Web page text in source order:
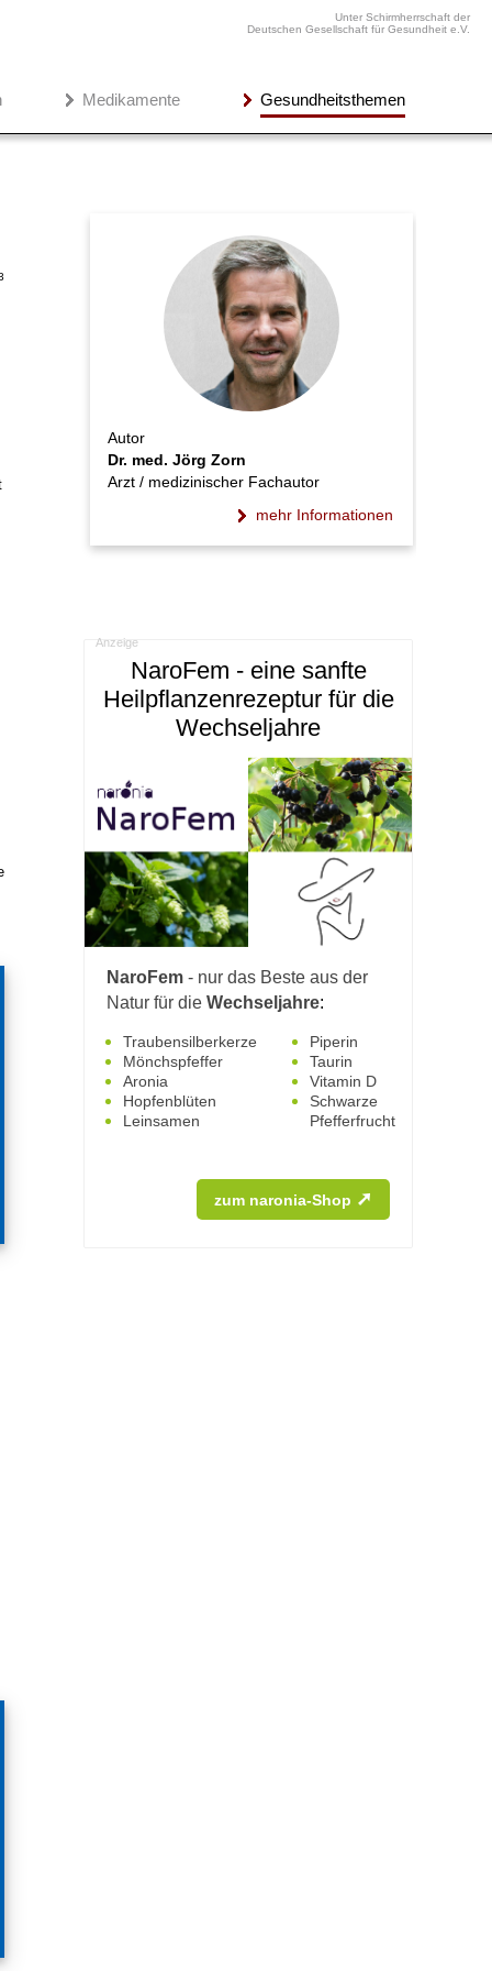
Unter Schirmherrschaft der
Deutschen Gesellschaft für Gesundheit e.V.
Medikamente Gesundheitsthemen
Autor
Dr. med. Jörg Zorn
Arzt / medizinischer Fachautor
mehr Informationen
Anzeige
NaroFem - eine sanfte
Heilpflanzenrezeptur für die
Wechseljahre
NaroFem - nur das Beste aus der
Natur für die Wechseljahre:
Traubensilberkerze
Mönchspfeffer
Aronia
Hopfenblüten
Leinsamen
Piperin
Taurin
Vitamin D
Schwarze
Pfefferfrucht
zum naronia-Shop ➚